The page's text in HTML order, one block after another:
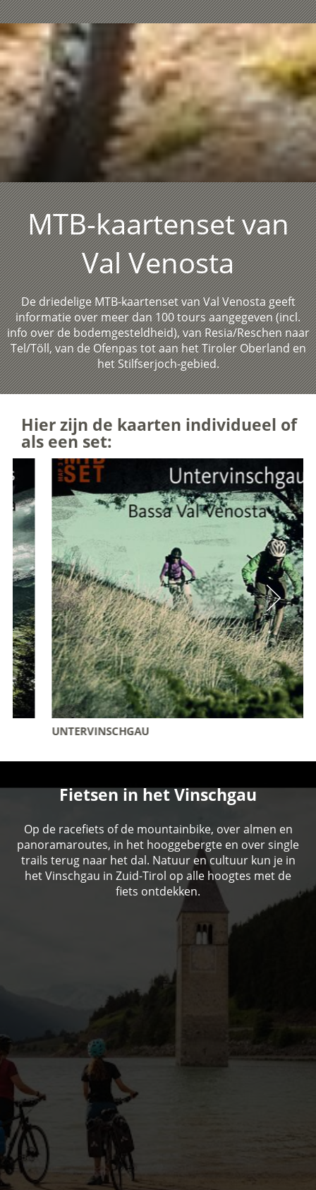
MTB-kaartenset van
Val Venosta
De driedelige MTB-kaartenset van Val Venosta geeft
informatie over meer dan 100 tours aangegeven (incl.
info over de bodemgesteldheid), van Resia/Reschen naar
Tel/Töll, van de Ofenpas tot aan het Tiroler Oberland en
het Stilfserjoch-gebied.
Hier zijn de kaarten individueel of
als een set:
UNTERVINSCHGAU
Fietsen in het Vinschgau
Op de racefiets of de mountainbike, over almen en
panoramaroutes, in het hooggebergte en over single
trails terug naar het dal. Natuur en cultuur kun je in
het Vinschgau in Zuid-Tirol op alle hoogtes met de
fiets ontdekken.